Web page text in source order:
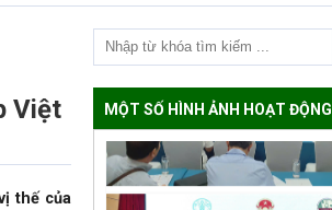
Việt
thế của
MỘT SỐ HÌNH ẢNH HOẠT ĐỘNG